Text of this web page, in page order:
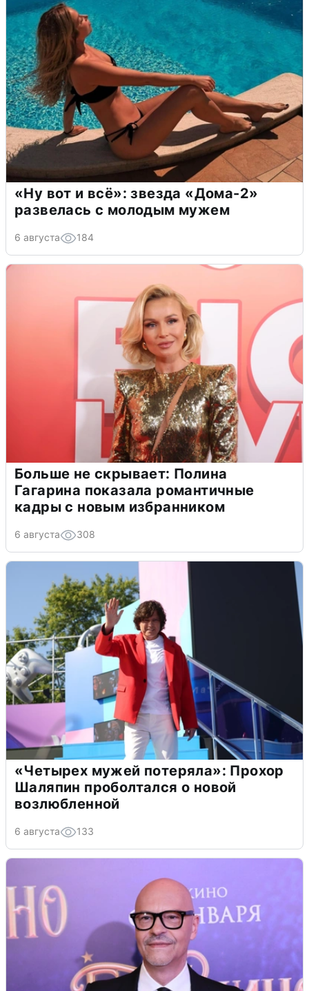
«Ну вот и всё»: звезда «Дома-2»
развелась с молодым мужем
6 августа 184
Больше не скрывает: Полина
Гагарина показала романтичные
кадры с новым избранником
6 августа 308
«Четырех мужей потеряла»: Прохор
Шаляпин проболтался о новой
возлюбленной
6 августа 133